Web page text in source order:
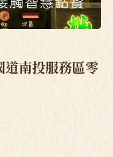
南投服務區零